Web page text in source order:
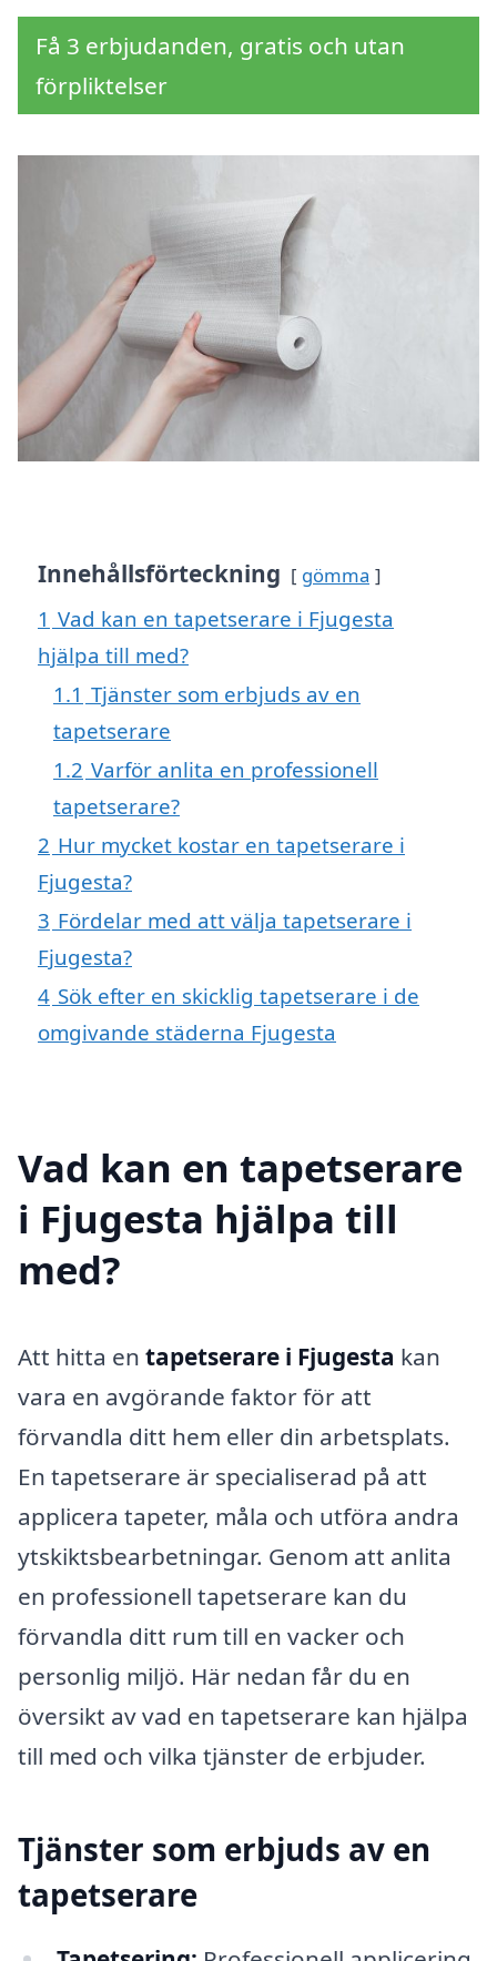
Få 3 erbjudanden, gratis och utan
förpliktelser
Innehållsförteckning gömma
1 Vad kan en tapetserare i Fjugesta
hjälpa till med?
1.1 Tjänster som erbjuds av en
tapetserare
1.2 Varför anlita en professionell
tapetserare?
2 Hur mycket kostar en tapetserare i
Fjugesta?
3 Fördelar med att välja tapetserare i
Fjugesta?
4 Sök efter en skicklig tapetserare i de
omgivande städerna Fjugesta
Vad kan en tapetserare
i Fjugesta hjälpa till
med?
Att hitta en tapetserare i Fjugesta kan
vara en avgörande faktor för att
förvandla ditt hem eller din arbetsplats.
En tapetserare är specialiserad på att
applicera tapeter, måla och utföra andra
ytskiktsbearbetningar. Genom att anlita
en professionell tapetserare kan du
förvandla ditt rum till en vacker och
personlig miljö. Här nedan får du en
översikt av vad en tapetserare kan hjälpa
till med och vilka tjänster de erbjuder.
Tjänster som erbjuds av en
tapetserare